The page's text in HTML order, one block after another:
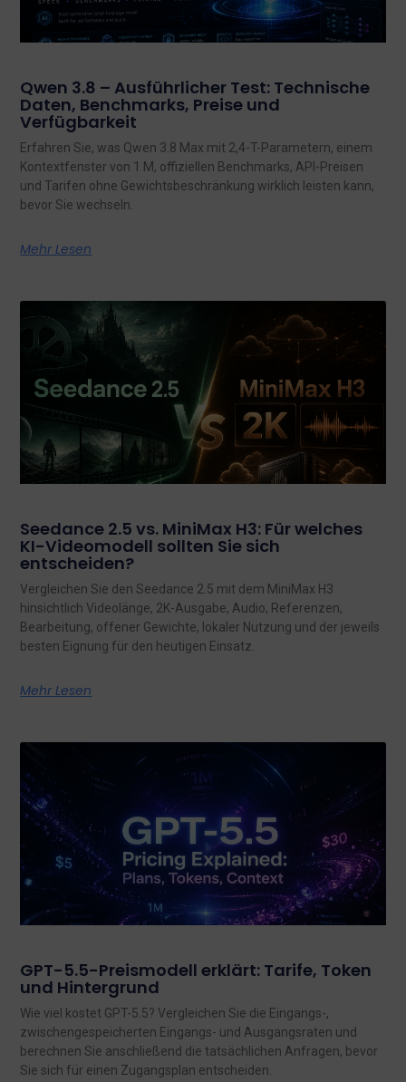
Qwen 3.8 – Ausführlicher Test: Technische
Daten, Benchmarks, Preise und
Verfügbarkeit
Erfahren Sie, was Qwen 3.8 Max mit 2,4-T-Parametern, einem
Kontextfenster von 1 M, offiziellen Benchmarks, API-Preisen
und Tarifen ohne Gewichtsbeschränkung wirklich leisten kann,
bevor Sie wechseln.
Mehr Lesen
Seedance 2.5 vs. MiniMax H3: Für welches
KI-Videomodell sollten Sie sich
entscheiden?
Vergleichen Sie den Seedance 2.5 mit dem MiniMax H3
hinsichtlich Videolänge, 2K-Ausgabe, Audio, Referenzen,
Bearbeitung, offener Gewichte, lokaler Nutzung und der jeweils
besten Eignung für den heutigen Einsatz.
Mehr Lesen
GPT-5.5-Preismodell erklärt: Tarife, Token
und Hintergrund
Wie viel kostet GPT-5.5? Vergleichen Sie die Eingangs-,
zwischengespeicherten Eingangs- und Ausgangsraten und
berechnen Sie anschließend die tatsächlichen Anfragen, bevor
Sie sich für einen Zugangsplan entscheiden.